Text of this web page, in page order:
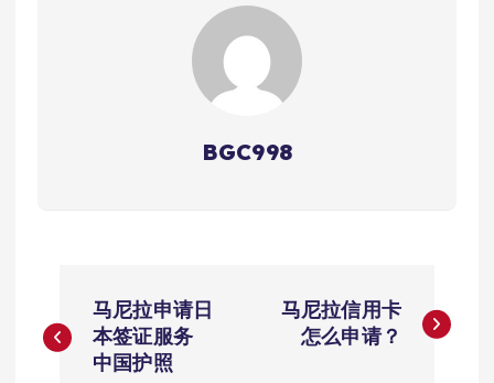
BGC998
章
马尼拉申请日
本签证服务
中国护照
马尼拉信用卡
怎么申请？